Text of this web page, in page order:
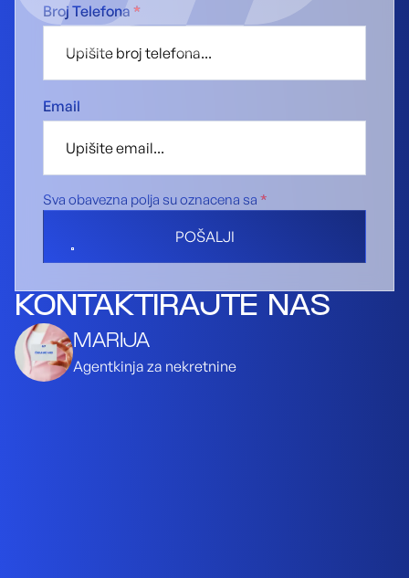
Broj Telefona *
Email
Sva obavezna polja su oznacena sa *
POŠALJI
KONTAKTIRAJTE NAS
MARIJA
Agentkinja za nekretnine